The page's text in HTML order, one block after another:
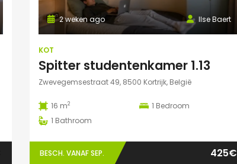
Ilse Baert
2 weken ago
KOT
Spitter studentenkamer 1.13
Zwevegemsestraat 49, 8500 Kortrijk, België
16 m2 1 Bedroom
1 Bathroom
BESCH. VANAF SEP. 425€